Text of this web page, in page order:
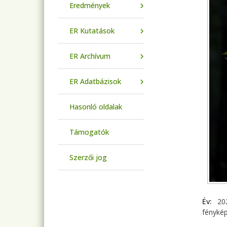
Év
Eredmények
ER Kutatások
ER Archívum
ER Adatbázisok
Hasonló oldalak
Támogatók
Szerzői jog